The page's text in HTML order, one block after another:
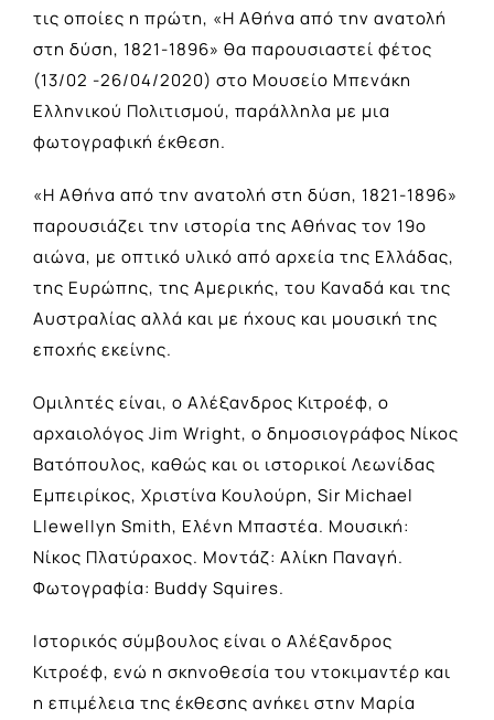
τις οποίες η πρώτη, «Η Αθήνα από την ανατολή
στη δύση, 1821-1896» θα παρουσιαστεί φέτος
(13/02 -26/04/2020) στο Μουσείο Μπενάκη
Ελληνικού Πολιτισμού, παράλληλα με μια
φωτογραφική έκθεση.
«Η Αθήνα από την ανατολή στη δύση, 1821-1896»
παρουσιάζει την ιστορία της Αθήνας τον 19ο
αιώνα, με οπτικό υλικό από αρχεία της Ελλάδας,
της Ευρώπης, της Αμερικής, του Καναδά και της
Αυστραλίας αλλά και με ήχους και μουσική της
εποχής εκείνης.
Ομιλητές είναι, ο Αλέξανδρος Κιτροέφ, ο
αρχαιολόγος Jim Wright, ο δημοσιογράφος Νίκος
Βατόπουλος, καθώς και οι ιστορικοί Λεωνίδας
Εμπειρίκος, Χριστίνα Κουλούρη, Sir Michael
Llewellyn Smith, Ελένη Μπαστέα. Μουσική:
Νίκος Πλατύραχος. Μοντάζ: Αλίκη Παναγή.
Φωτογραφία: Buddy Squires.
Ιστορικός σύμβουλος είναι ο Αλέξανδρος
Κιτροέφ, ενώ η σκηνοθεσία του ντοκιμαντέρ και
η επιμέλεια της έκθεσης ανήκει στην Μαρία